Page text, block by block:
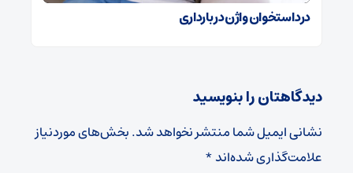
درد استخوان واژن در بارداری
دیدگاهتان را بنویسید
نشانی ایمیل شما منتشر نخواهد شد.بخش‌های موردنیاز
علامت‌گذاری شده‌اند*